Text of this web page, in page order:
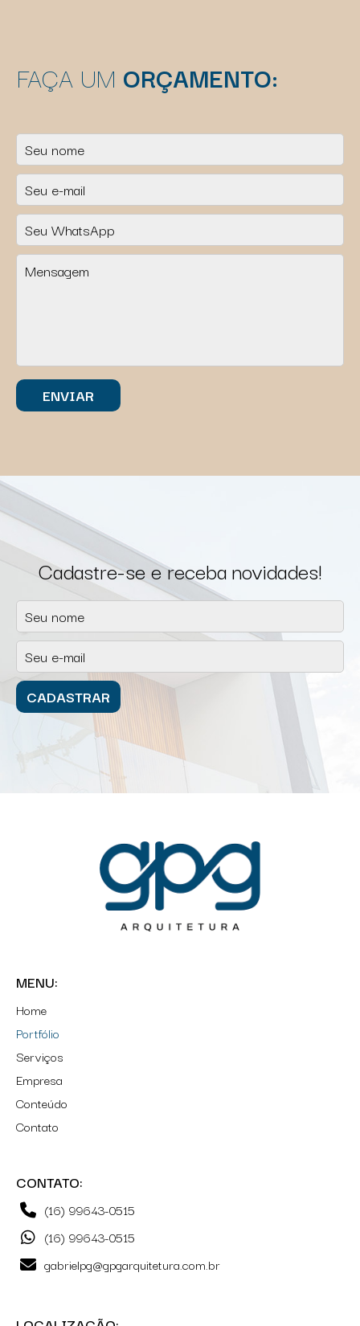
FAÇA UM ORÇAMENTO:
Cadastre-se e receba novidades!
MENU:
Home
Portfólio
Serviços
Empresa
Conteúdo
Contato
CONTATO:
(16) 99643-0515
(16) 99643-0515
gabrielpg@gpgarquitetura.com.br